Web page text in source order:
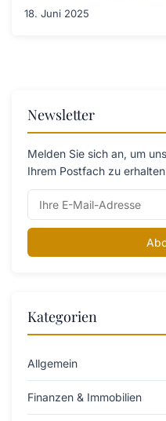
18. Juni 2025
Newsletter
Melden Sie sich an, um
Ihrem Postfach zu
Kategorien
Allgemein
Finanzen & Immobilien